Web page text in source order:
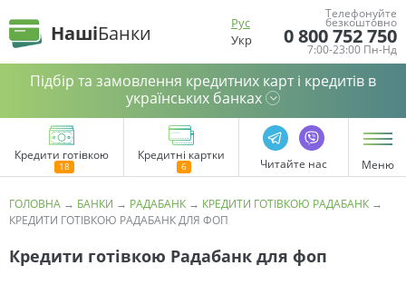
НашіБанки
Рус
Укр
Телефонуйте
безкоштовно
0 800 752 750
7:00-23:00 Пн-Нд
Підбір та замовлення кредитних карт і кредитів в
українських банках
Кредити готівкою Кредитні картки
Читайте нас Меню
ГОЛОВНА → БАНКИ → РАДАБАНК → КРЕДИТИ ГОТІВКОЮ РАДАБАНК →
КРЕДИТИ ГОТІВКОЮ РАДАБАНК ДЛЯ ФОП
Кредити готівкою Радабанк для фоп